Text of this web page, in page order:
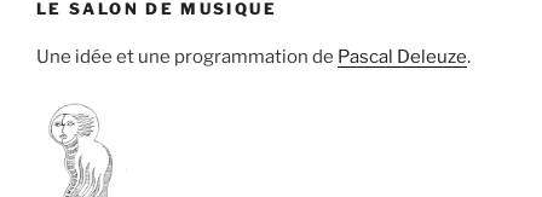
LE SALON DE MUSIQUE
Une idée et une programmation de Pascal Deleuze.